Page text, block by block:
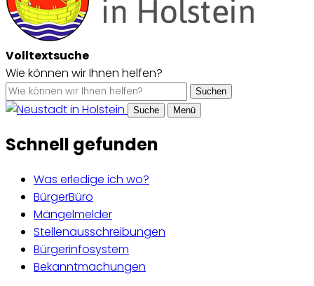
Volltextsuche
Wie können wir Ihnen helfen?
Suchen
Suche
Menü
Schnell gefunden
Was erledige ich wo?
BürgerBüro
Mängelmelder
Stellenausschreibungen
Bürgerinfosystem
Bekanntmachungen